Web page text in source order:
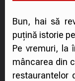
Bun, hai să
puțină istorie
Pe vremuri, la
mâncarea din
restaurantelor